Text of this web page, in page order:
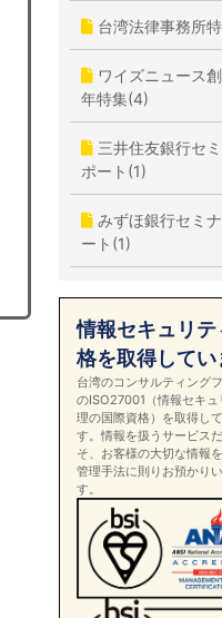
台湾法律事務所
ワイズニュース
年特集(4)
三井住友銀行セ
ポート(1)
みずほ銀行セミ
ート(1)
情報セキュリテ
格を取得してい
台湾のコンサルティング
のISO27001（情報セキュ
理の国際資格）を取得し
す。情報を扱うサービス
そ、お客様の大切な情報
管理手法に則りお預かり
す。